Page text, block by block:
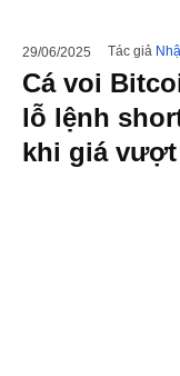
29/06/2025 Tác giả
Cá voi
lỗ lệnh
khi giá vượt